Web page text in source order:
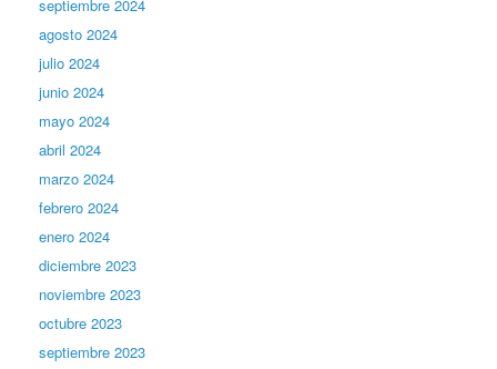
septiembre 2024
agosto 2024
julio 2024
junio 2024
mayo 2024
abril 2024
marzo 2024
febrero 2024
enero 2024
diciembre 2023
noviembre 2023
octubre 2023
septiembre 2023